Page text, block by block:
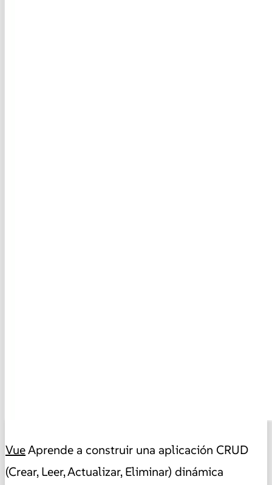
VueAprende a construir una aplicación CRUD
(Crear, Leer, Actualizar, Eliminar) dinámica